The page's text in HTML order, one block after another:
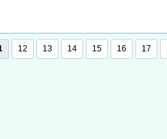
12 13 14 15 16 17